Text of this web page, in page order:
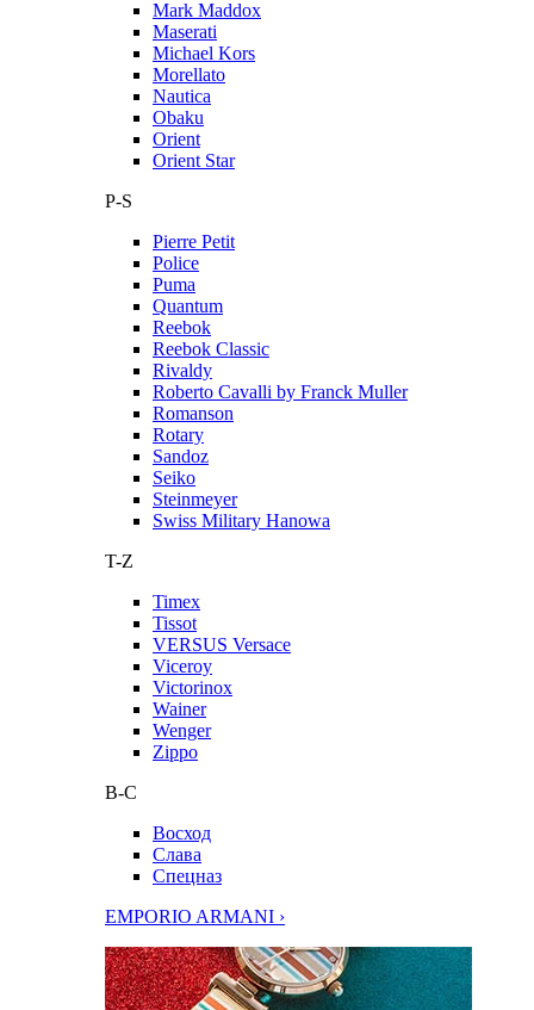
Mark Maddox
Maserati
Michael Kors
Morellato
Nautica
Obaku
Orient
Orient Star
P-S
Pierre Petit
Police
Puma
Quantum
Reebok
Reebok Classic
Rivaldy
Roberto Cavalli by Franck Muller
Romanson
Rotary
Sandoz
Seiko
Steinmeyer
Swiss Military Hanowa
T-Z
Timex
Tissot
VERSUS Versace
Viceroy
Victorinox
Wainer
Wenger
Zippo
В-С
Восход
Слава
Спецназ
EMPORIO ARMANI ›